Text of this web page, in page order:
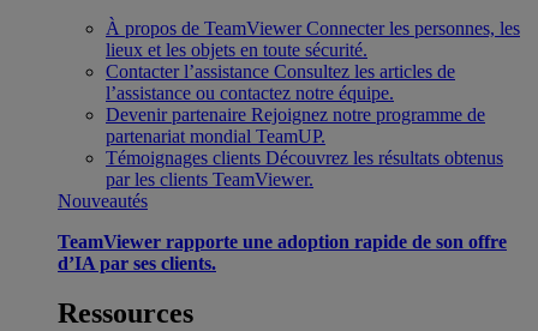
À propos de TeamViewer Connecter les personnes, les
lieux et les objets en toute sécurité.
Contacter l’assistance Consultez les articles de
l’assistance ou contactez notre équipe.
Devenir partenaire Rejoignez notre programme de
partenariat mondial TeamUP.
Témoignages clients Découvrez les résultats obtenus
par les clients TeamViewer.
Nouveautés
TeamViewer rapporte une adoption rapide de son offre
d’IA par ses clients.
Ressources